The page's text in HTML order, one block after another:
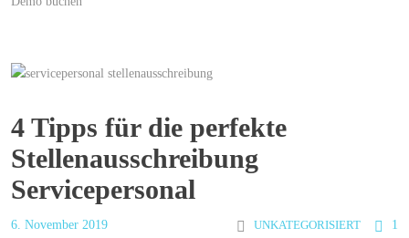
4 Tipps für die perfekte
Stellenausschreibung
Servicepersonal
6. November 2019 UNKATEGORISIERT 1